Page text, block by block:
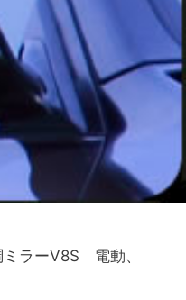
ミラーV8S 電動、